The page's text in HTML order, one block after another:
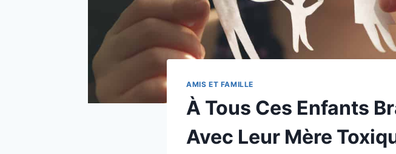
AMIS ET FAMILLE
À Tous Ces Enfants
Avec Leur Mère